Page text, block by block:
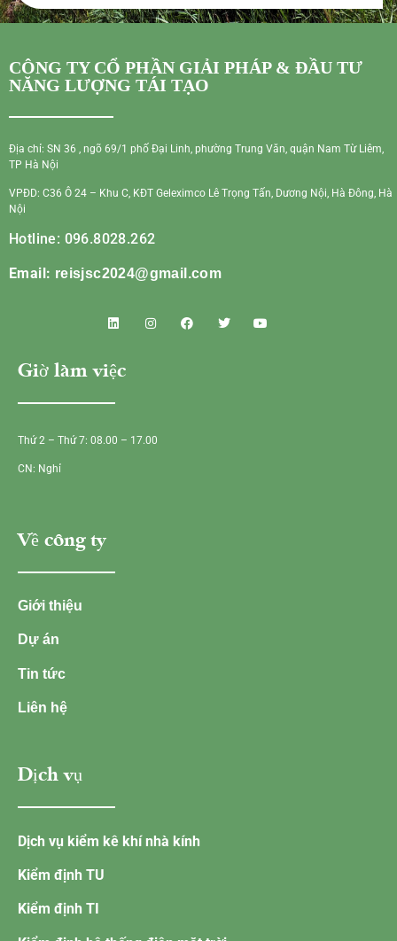
CÔNG TY CỔ PHẦN GIẢI PHÁP & ĐẦU TƯ
NĂNG LƯỢNG TÁI TẠO
Địa chỉ: SN 36 , ngõ 69/1 phố Đại Linh, phường Trung Văn, quận Nam Từ Liêm,
TP Hà Nội
VPĐD: C36 Ô 24 – Khu C, KĐT Geleximco Lê Trọng Tấn, Dương Nội, Hà Đông, Hà
Nội
Hotline: 096.8028.262
Email: reisjsc2024@gmail.com
Giờ làm việc
Thứ 2 – Thứ 7: 08.00 – 17.00
CN: Nghỉ
Về công ty
Giới thiệu
Dự án
Tin tức
Liên hệ
Dịch vụ
Dịch vụ kiểm kê khí nhà kính
Kiểm định TU
Kiểm định TI